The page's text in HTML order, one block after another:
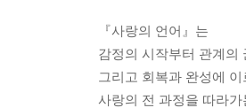
『사랑의 언어』는
감정의 시작부터 관계의
그리고 회복과 완성에 이
사랑의 전 과정을 따라가